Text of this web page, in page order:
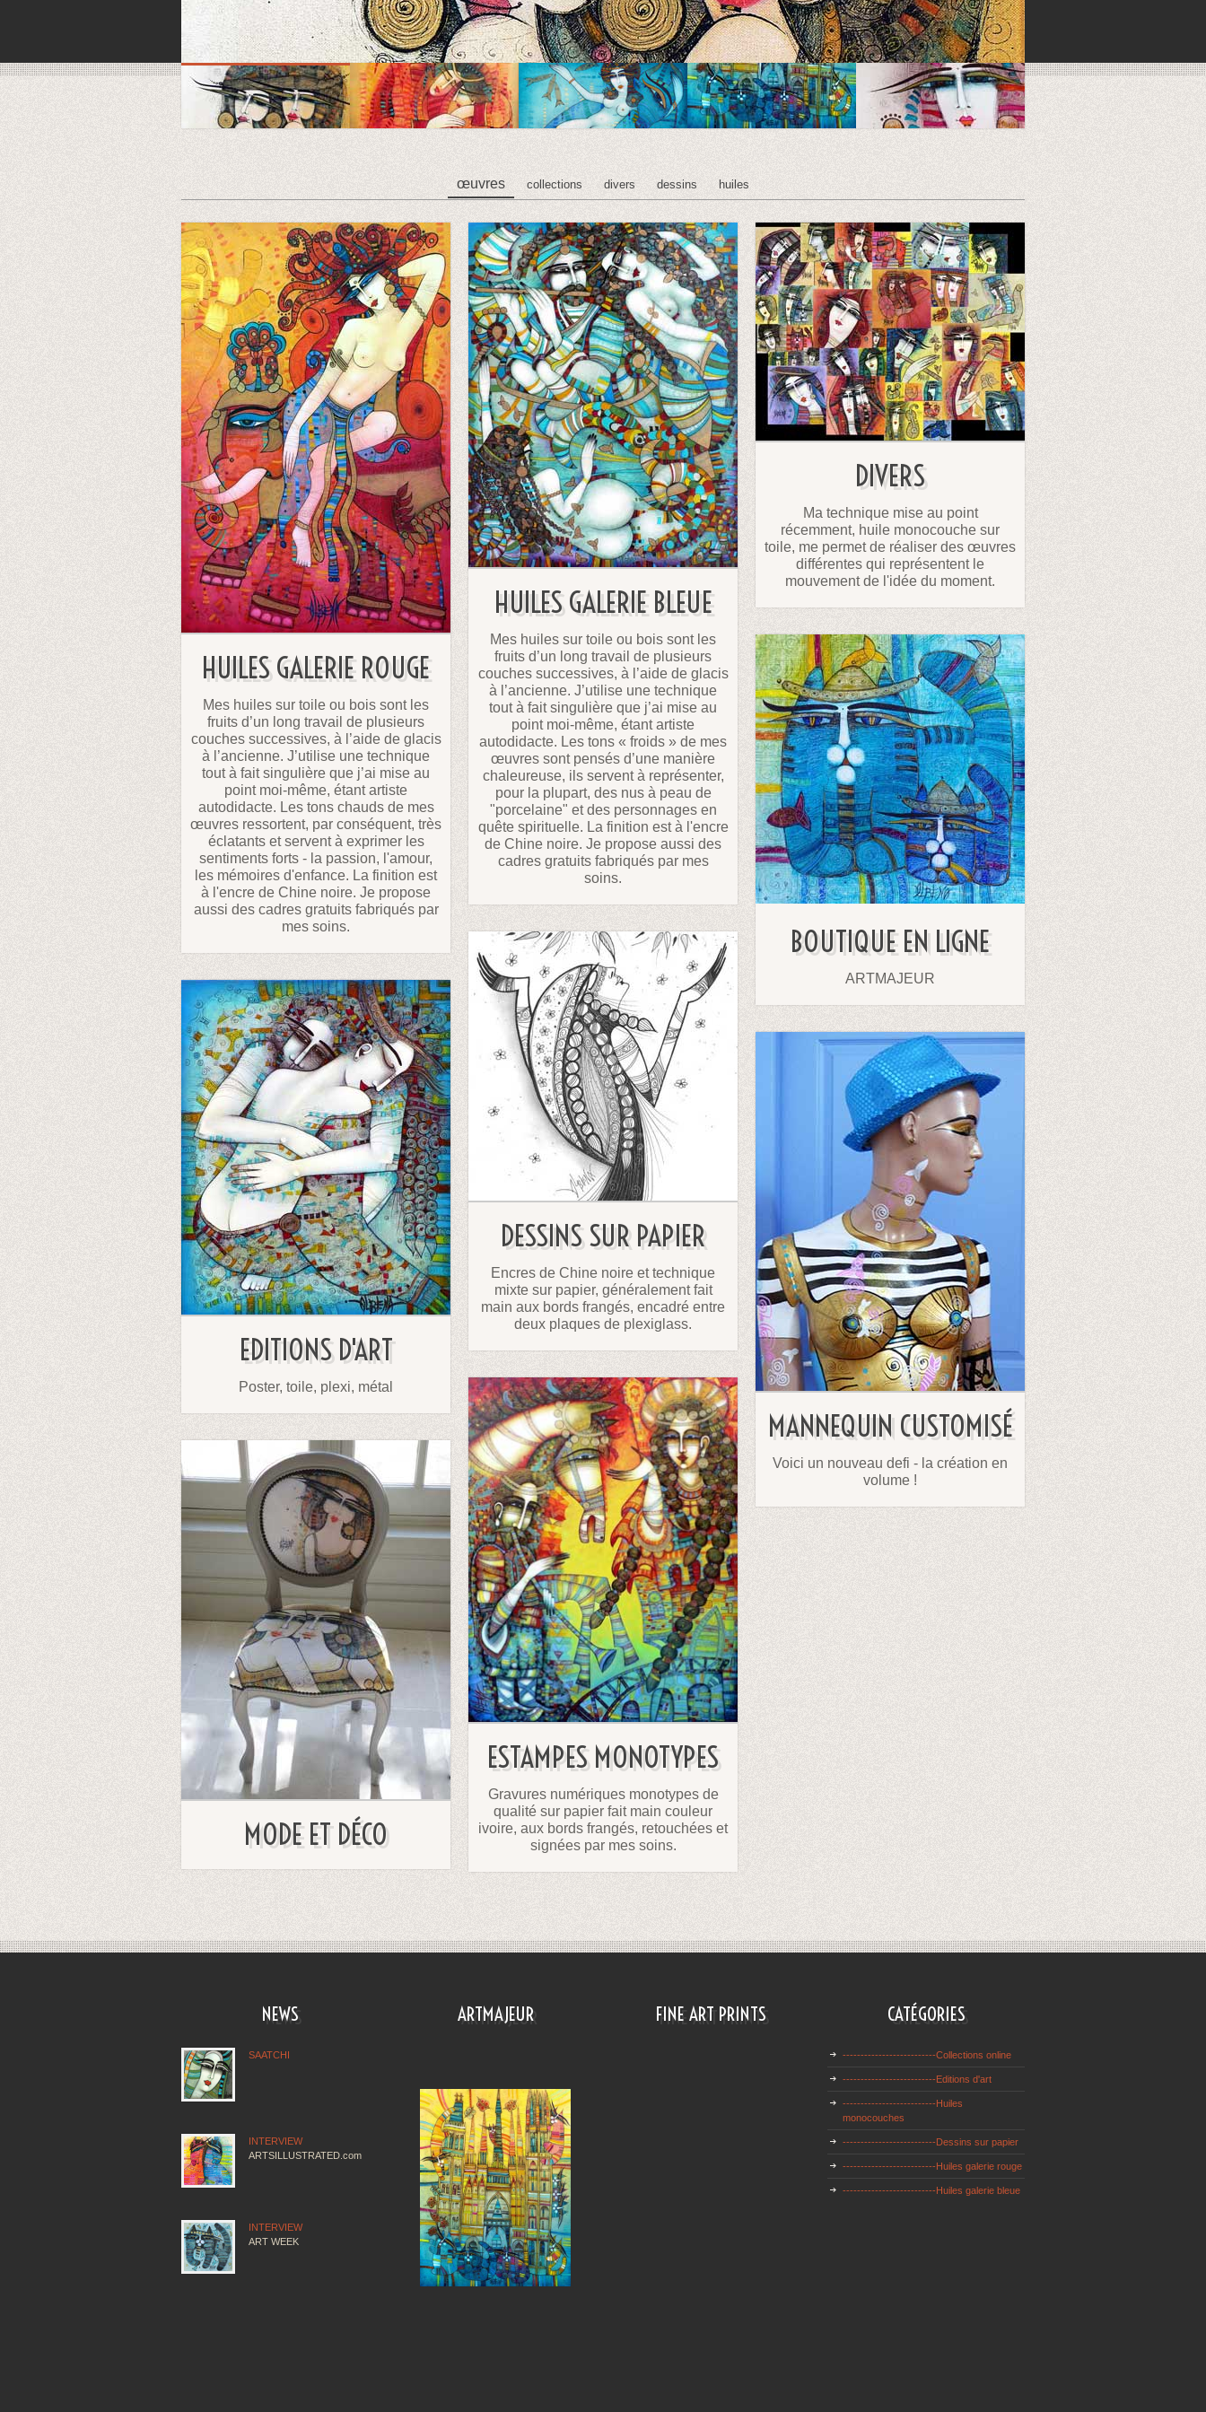
œuvres collections divers dessins huiles
HUILES GALERIE ROUGE
Mes huiles sur toile ou bois sont les
fruits d’un long travail de plusieurs
couches successives, à l’aide de glacis
à l’ancienne. J’utilise une technique
tout à fait singulière que j’ai mise au
point moi-même, étant artiste
autodidacte. Les tons chauds de mes
œuvres ressortent, par conséquent, très
éclatants et servent à exprimer les
sentiments forts - la passion, l'amour,
les mémoires d'enfance. La finition est
à l'encre de Chine noire. Je propose
aussi des cadres gratuits fabriqués par
mes soins.
HUILES GALERIE BLEUE
Mes huiles sur toile ou bois sont les
fruits d’un long travail de plusieurs
couches successives, à l’aide de glacis
à l’ancienne. J’utilise une technique
tout à fait singulière que j’ai mise au
point moi-même, étant artiste
autodidacte. Les tons « froids » de mes
œuvres sont pensés d’une manière
chaleureuse, ils servent à représenter,
pour la plupart, des nus à peau de
"porcelaine" et des personnages en
quête spirituelle. La finition est à l'encre
de Chine noire. Je propose aussi des
cadres gratuits fabriqués par mes
soins.
DIVERS
Ma technique mise au point
récemment, huile monocouche sur
toile, me permet de réaliser des œuvres
différentes qui représentent le
mouvement de l'idée du moment.
BOUTIQUE EN LIGNE
ARTMAJEUR
DESSINS SUR PAPIER
Encres de Chine noire et technique
mixte sur papier, généralement fait
main aux bords frangés, encadré entre
deux plaques de plexiglass.
EDITIONS D'ART
Poster, toile, plexi, métal
MANNEQUIN CUSTOMISÉ
Voici un nouveau defi - la création en
volume !
ESTAMPES MONOTYPES
Gravures numériques monotypes de
qualité sur papier fait main couleur
ivoire, aux bords frangés, retouchées et
signées par mes soins.
MODE ET DÉCO
NEWS
SAATCHI
INTERVIEW
ARTSILLUSTRATED.com
INTERVIEW
ART WEEK
ARTMAJEUR FINE ART PRINTS CATÉGORIES
--------------------------Collections online
--------------------------Editions d'art
--------------------------Huiles
monocouches
--------------------------Dessins sur papier
--------------------------Huiles galerie rouge
--------------------------Huiles galerie bleue